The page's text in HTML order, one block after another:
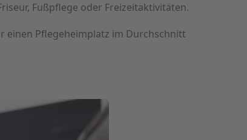
Fußpflege oder Freizeitaktivitäten.
einen Pflegeheimplatz im Durchschnitt